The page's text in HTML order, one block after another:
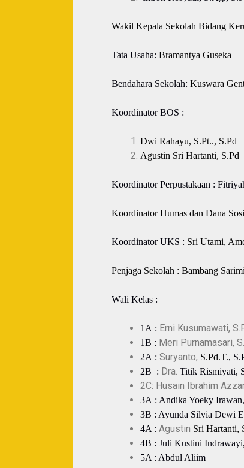
Wakil Kepala Sekolah Bidang
Tata Usaha: Bramantya Guseka
Bendahara Sekolah: Kuswara
Koordinator BOS :
Dwi Rahayu, S.Pt.., S.Pd
Agustin Sri Hartanti, S.Pd
Koordinator Perpustakaan :
Koordinator Humas dan Dana
Koordinator UKS : Sri Utami,
Penjaga Sekolah : Bambang
Wali Kelas :
1A : Erni Kusumawati,
1B : Meri Purnamasari,
2A : Suryanto, S.Pd.T.,
2B : Dra. Titik Rismiyati,
2C: Husain Ibrahim
3A : Andika Yoeky
3B : Ayunda Silvia Dewi
4A : Agustin Sri Hartanti,
4B : Juli Kustini
5A : Abdul Aliim